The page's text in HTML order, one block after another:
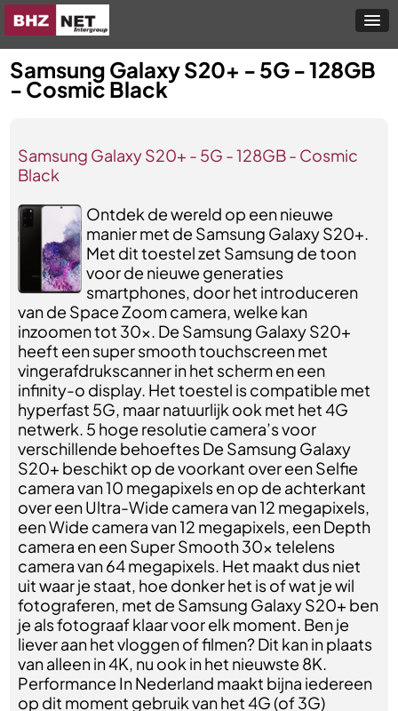
Samsung Galaxy S20+ - 5G - 128GB
- Cosmic Black
Samsung Galaxy S20+ - 5G - 128GB - Cosmic
Black
Ontdek de wereld op een nieuwe
manier met de Samsung Galaxy S20+.
Met dit toestel zet Samsung de toon
voor de nieuwe generaties
smartphones, door het introduceren
van de Space Zoom camera, welke kan
inzoomen tot 30x. De Samsung Galaxy S20+
heeft een super smooth touchscreen met
vingerafdrukscanner in het scherm en een
infinity-o display. Het toestel is compatible met
hyperfast 5G, maar natuurlijk ook met het 4G
netwerk. 5 hoge resolutie camera’s voor
verschillende behoeftes De Samsung Galaxy
S20+ beschikt op de voorkant over een Selfie
camera van 10 megapixels en op de achterkant
over een Ultra-Wide camera van 12 megapixels,
een Wide camera van 12 megapixels, een Depth
camera en een Super Smooth 30x telelens
camera van 64 megapixels. Het maakt dus niet
uit waar je staat, hoe donker het is of wat je wil
fotograferen, met de Samsung Galaxy S20+ ben
je als fotograaf klaar voor elk moment. Ben je
liever aan het vloggen of filmen? Dit kan in plaats
van alleen in 4K, nu ook in het nieuwste 8K.
Performance In Nederland maakt bijna iedereen
op dit moment gebruik van het 4G (of 3G)